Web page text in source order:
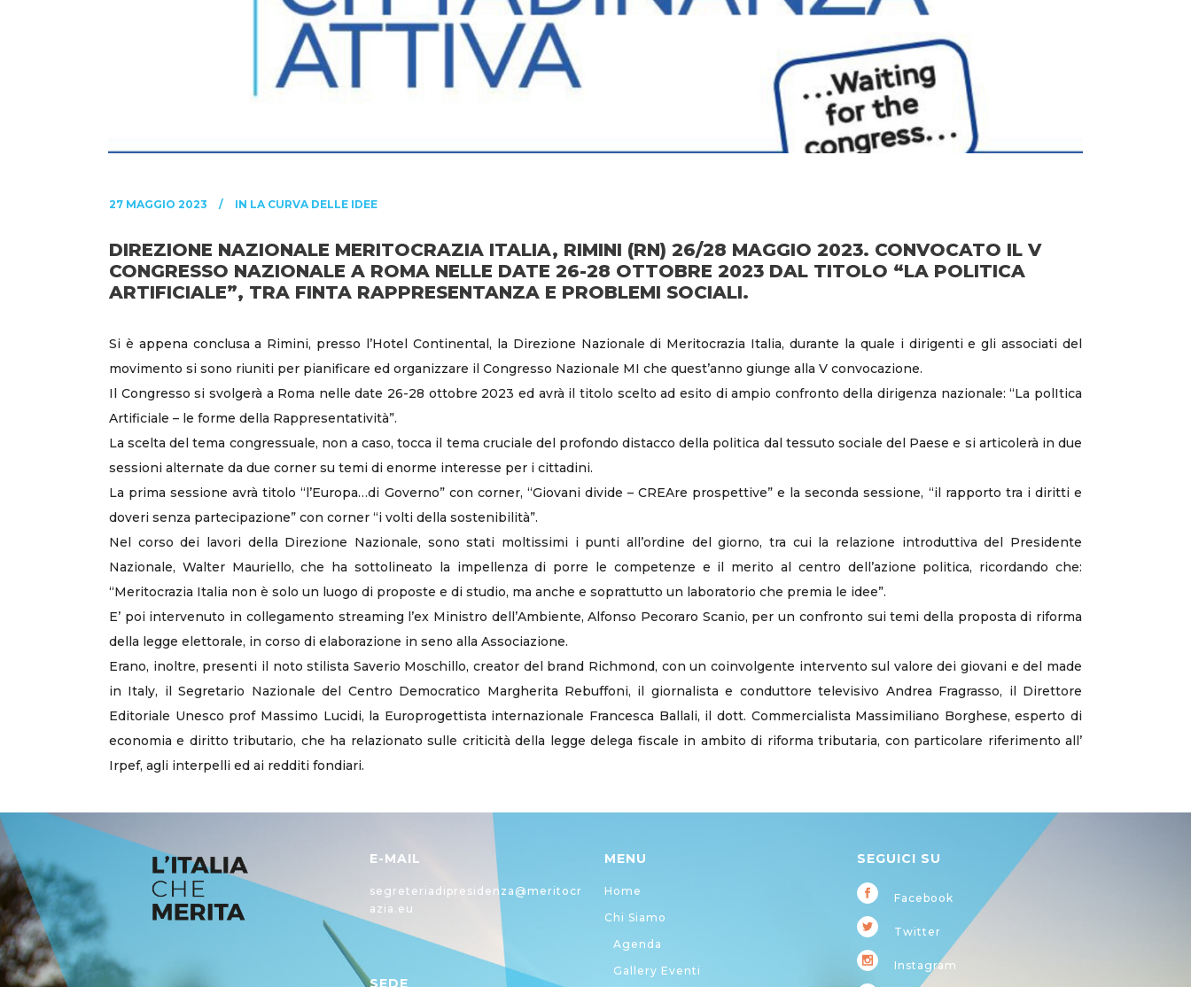
27 MAGGIO 2023 IN LA CURVA DELLE IDEE
DIREZIONE NAZIONALE MERITOCRAZIA ITALIA, RIMINI (RN) 26/28 MAGGIO 2023. CONVOCATO IL V
CONGRESSO NAZIONALE A ROMA NELLE DATE 26-28 OTTOBRE 2023 DAL TITOLO “LA POLITICA
ARTIFICIALE”, TRA FINTA RAPPRESENTANZA E PROBLEMI SOCIALI.
Si è appena conclusa a Rimini, presso l’Hotel Continental, la Direzione Nazionale di Meritocrazia Italia, durante la quale i dirigenti e gli associati del
movimento si sono riuniti per pianificare ed organizzare il Congresso Nazionale MI che quest’anno giunge alla V convocazione.
Il Congresso si svolgerà a Roma nelle date 26-28 ottobre 2023 ed avrà il titolo scelto ad esito di ampio confronto della dirigenza nazionale: “La polItica
Artificiale – le forme della Rappresentatività”.
La scelta del tema congressuale, non a caso, tocca il tema cruciale del profondo distacco della politica dal tessuto sociale del Paese e si articolerà in due
sessioni alternate da due corner su temi di enorme interesse per i cittadini.
La prima sessione avrà titolo “l’Europa…di Governo” con corner, “Giovani divide – CREAre prospettive” e la seconda sessione, “il rapporto tra i diritti e
doveri senza partecipazione” con corner “i volti della sostenibilità”.
Nel corso dei lavori della Direzione Nazionale, sono stati moltissimi i punti all’ordine del giorno, tra cui la relazione introduttiva del Presidente
Nazionale, Walter Mauriello, che ha sottolineato la impellenza di porre le competenze e il merito al centro dell’azione politica, ricordando che:
“Meritocrazia Italia non è solo un luogo di proposte e di studio, ma anche e soprattutto un laboratorio che premia le idee”.
E’ poi intervenuto in collegamento streaming l’ex Ministro dell’Ambiente, Alfonso Pecoraro Scanio, per un confronto sui temi della proposta di riforma
della legge elettorale, in corso di elaborazione in seno alla Associazione.
Erano, inoltre, presenti il noto stilista Saverio Moschillo, creator del brand Richmond, con un coinvolgente intervento sul valore dei giovani e del made
in Italy, il Segretario Nazionale del Centro Democratico Margherita Rebuffoni, il giornalista e conduttore televisivo Andrea Fragrasso, il Direttore
Editoriale Unesco prof Massimo Lucidi, la Europrogettista internazionale Francesca Ballali, il dott. Commercialista Massimiliano Borghese, esperto di
economia e diritto tributario, che ha relazionato sulle criticità della legge delega fiscale in ambito di riforma tributaria, con particolare riferimento all’
Irpef, agli interpelli ed ai redditi fondiari.
E-MAIL
segreteriadipresidenza@meritocr
azia.eu
SEDE
MENU
Home
Chi Siamo
Agenda
Gallery Eventi
SEGUICI SU
Facebook
Twitter
Instagram